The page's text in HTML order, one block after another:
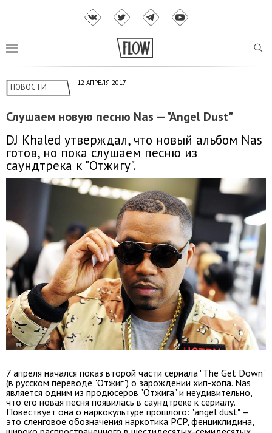
НОВОСТИ 12 АПРЕЛЯ 2017
Слушаем новую песню Nas — "Angel Dust"
DJ Khaled утверждал, что новый альбом Nas
готов, но пока слушаем песню из
саундтрека к "Отжигу".
7 апреля начался показ второй части сериала "The Get Down"
(в русском переводе "Отжиг") о зарождении хип-хопа. Nas
является одним из продюсеров "Отжига" и неудивительно,
что его новая песня появилась в саундтреке к сериалу.
Повествует она о наркокультуре прошлого: "angel dust" —
это сленговое обозначения наркотика PCP, фенциклидина,